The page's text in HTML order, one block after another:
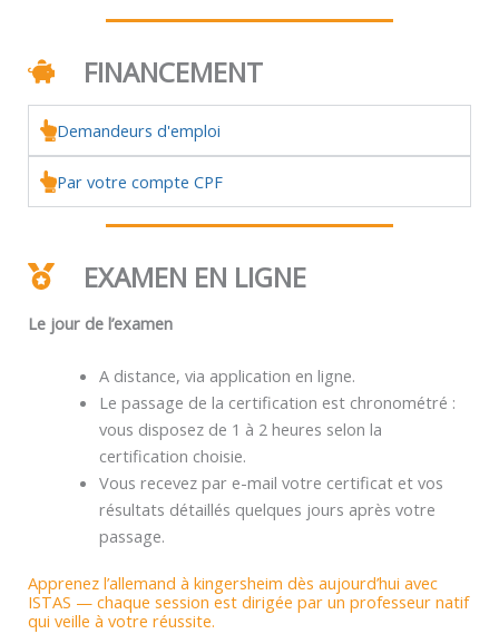
FINANCEMENT
Demandeurs d'emploi
Par votre compte CPF
EXAMEN EN LIGNE
Le jour de l’examen
A distance, via application en ligne.
Le passage de la certification est chronométré :
vous disposez de 1 à 2 heures selon la
certification choisie.
Vous recevez par e-mail votre certificat et vos
résultats détaillés quelques jours après votre
passage.
Apprenez l’allemand à kingersheim dès aujourd’hui avec
ISTAS — chaque session est dirigée par un professeur natif
qui veille à votre réussite.